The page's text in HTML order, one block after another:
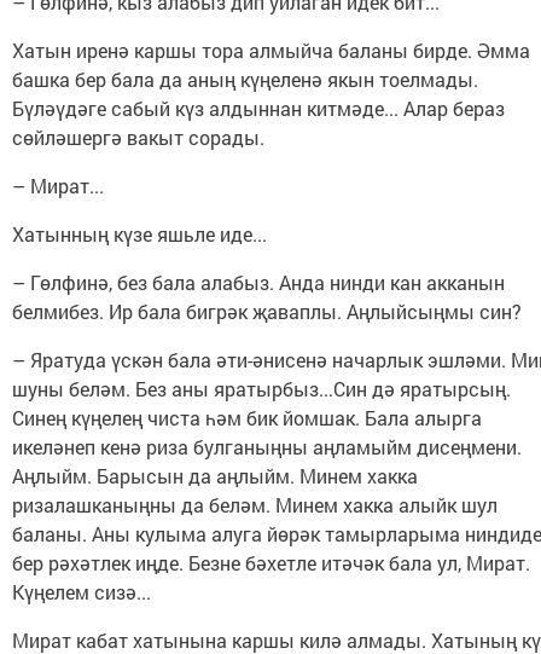
Хатын иренә каршы тора алмыйча баланы бирде. Әмма
башка бер бала да аның күңеленә якын тоелмады.
Бүләүдәге сабый күз алдыннан китмәде... Алар бераз
сөйләшергә вакыт сорады.
– Мират...
Хатынның күзе яшьле иде...
– Гөлфинә, без бала алабыз. Анда нинди кан акканын
белмибез. Ир бала бигрәк җаваплы. Аңлыйсыңмы син?
– Яратуда үскән бала әти-әнисенә начарлык эшләми.
шуны беләм. Без аны яратырбыз...Син дә яратырсың.
Синең күңелең чиста һәм бик йомшак. Бала алырга
икеләнеп кенә риза булганыңны аңламыйм дисеңмени.
Аңлыйм. Барысын да аңлыйм. Минем хакка
ризалашканыңны да беләм. Минем хакка алыйк шул
баланы. Аны кулыма алуга йөрәк тамырларыма
бер рәхәтлек иңде. Безне бәхетле итәчәк бала ул, Мират.
Күңелем сизә...
Мират кабат хатынына каршы килә алмады. Хатының